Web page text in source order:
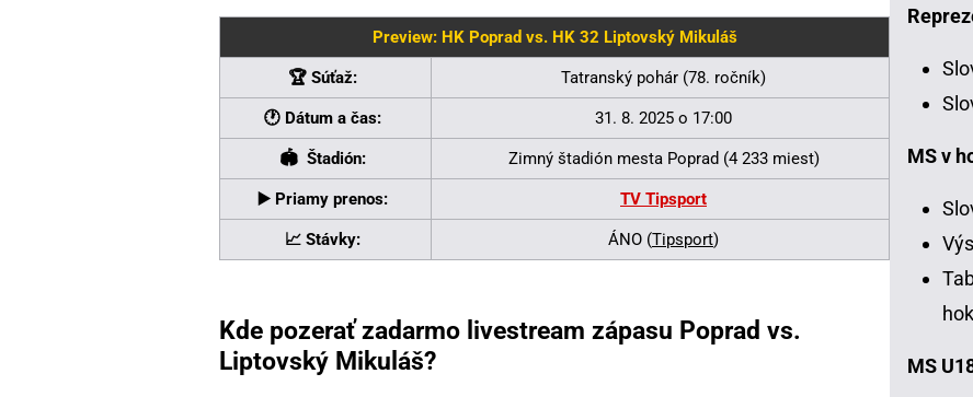
Preview: HK Poprad vs. HK 32 Liptovský Mikuláš
🏆 Súťaž: Tatranský pohár (78. ročník)
🕐 Dátum a čas: 31. 8. 2025 o 17:00
🏟 Štadión: Zimný štadión mesta Poprad (4 233 miest)
▶️ Priamy prenos: TV Tipsport
📈 Stávky: ÁNO (Tipsport)
Kde pozerať zadarmo livestream zápasu Poprad vs.
Liptovský Mikuláš?
MS v
MS